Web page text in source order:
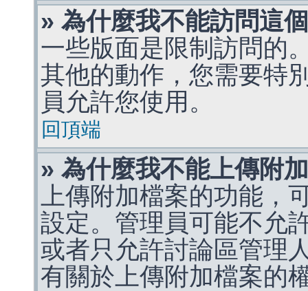
» 為什麼我不能訪問這
一些版面是限制訪問的
其他的動作，您需要特
員允許您使用。
回頂端
» 為什麼我不能上傳附
上傳附加檔案的功能，
設定。管理員可能不允
或者只允許討論區管理
有關於上傳附加檔案的